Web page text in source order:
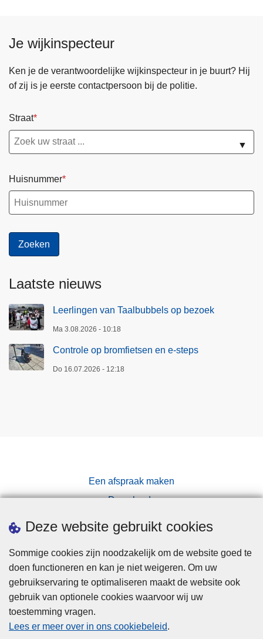
Deze website gebruikt cookies
Sommige cookies zijn noodzakelijk om de website goed te
doen functioneren en kan je niet weigeren. Om uw
gebruikservaring te optimaliseren maakt de website ook
gebruik van optionele cookies waarvoor wij uw
toestemming vragen.
Lees er meer over in ons cookiebeleid.
Je wijkinspecteur
Ken je de verantwoordelijke wijkinspecteur in je buurt? Hij
of zij is je eerste contactpersoon bij de politie.
Straat
▼
Huisnummer
Laatste nieuws
Leerlingen van Taalbubbels op bezoek
Ma 3.08.2026 - 10:18
Controle op bromfietsen en e-steps
Do 16.07.2026 - 12:18
Een afspraak maken
Downloads
Privacy